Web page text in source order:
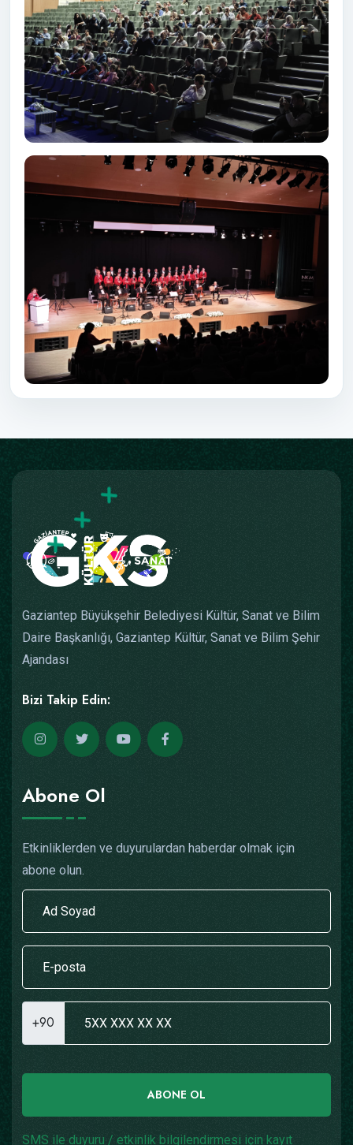
Gaziantep Büyükşehir Belediyesi Kültür, Sanat ve Bilim
Daire Başkanlığı, Gaziantep Kültür, Sanat ve Bilim Şehir
Ajandası
Bizi Takip Edin:
Abone Ol
Etkinliklerden ve duyurulardan haberdar olmak için
abone olun.
+90
ABONE OL
SMS ile duyuru / etkinlik bilgilendirmesi için kayıt